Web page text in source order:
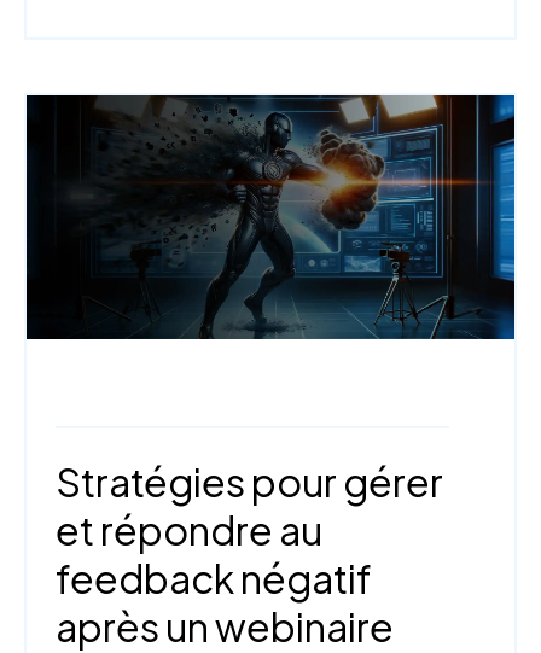
Stratégies pour gérer
et répondre au
feedback négatif
après un webinaire